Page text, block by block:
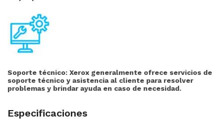
Soporte técnico: Xerox generalmente ofrece servicios de
soporte técnico y asistencia al cliente para resolver
problemas y brindar ayuda en caso de necesidad.
Especificaciones